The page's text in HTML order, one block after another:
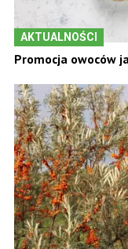
AKTUALNOŚCI
Promocja owoców